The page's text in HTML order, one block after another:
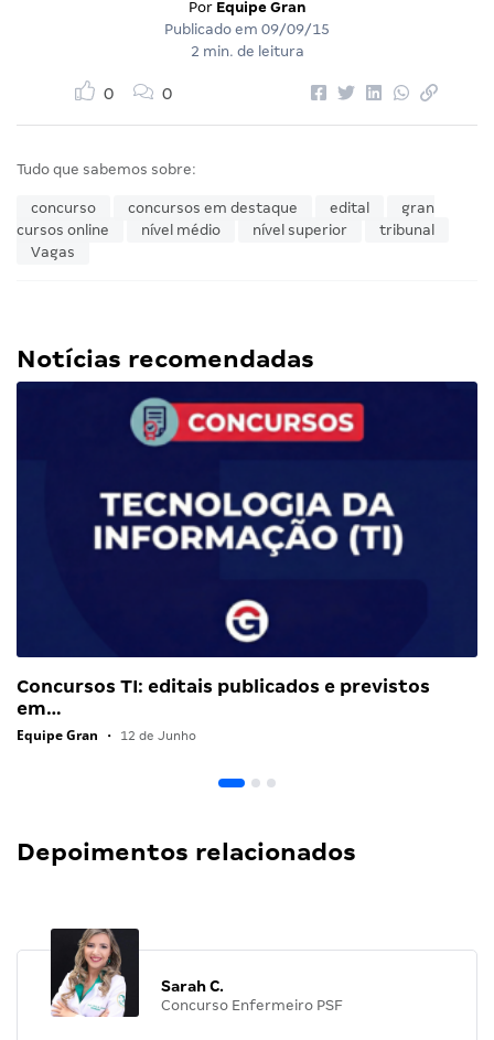
Por Equipe Gran
Publicado em 09/09/15
2 min. de leitura
0 0
Tudo que sabemos sobre:
concurso concursos em destaque edital
gran
cursos online
nível médio nível superior
tribunal
Vagas
Notícias recomendadas
Concursos TI: editais publicados e previstos
em…
Equipe Gran • 12 de Junho
Depoimentos relacionados
Sarah C.
Concurso Enfermeiro PSF